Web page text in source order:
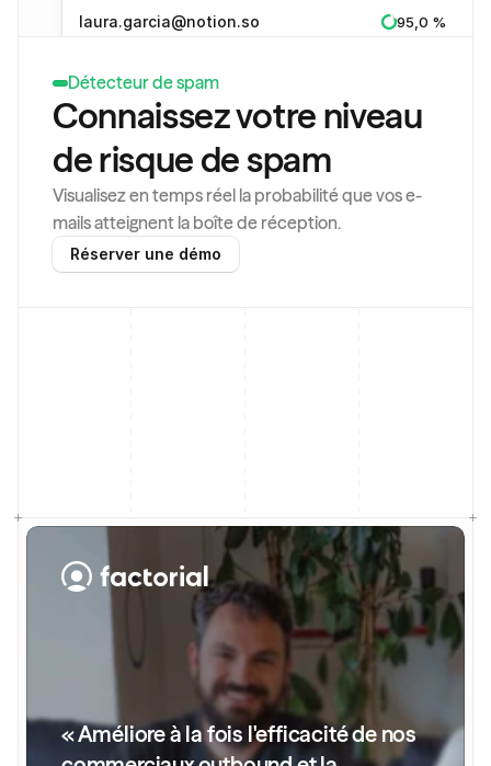
laura.garcia@notion.so 95,0 %
tom.henderson@notion.so
Détecteur de spam
Connaissez votre niveau
de risque de spam
Visualisez en temps réel la probabilité que vos e-
mails atteignent la boîte de réception.
Réserver une démo
« Améliore à la fois l'efficacité de nos